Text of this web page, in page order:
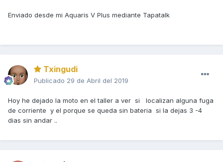
Enviado desde mi Aquaris V Plus mediante Tapatalk
Txingudi
Publicado 29 de Abril del 2019
Hoy he dejado la moto en el taller a ver si localizan alguna fuga
de corriente y el porque se queda sin bateria si la dejas 3 -4
dias sin andar ..